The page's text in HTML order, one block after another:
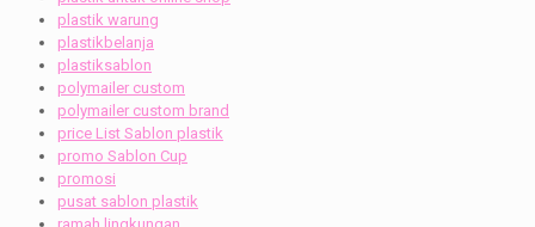
plastik warung
plastikbelanja
plastiksablon
polymailer custom
polymailer custom brand
price List Sablon plastik
promo Sablon Cup
promosi
pusat sablon plastik